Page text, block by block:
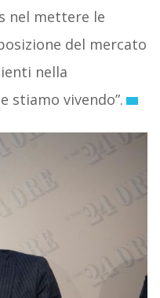
nel mettere le
del mercato
nella
stiamo vivendo”.